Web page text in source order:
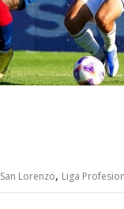
San Lorenzo, Liga